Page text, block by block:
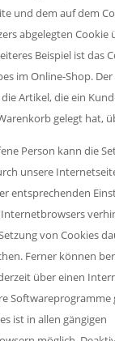
und dem auf dem
abgelegten Cookie
Beispiel ist das
im Online-Shop.
Artikel, die ein
gelegt hat,
Person kann die
unsere
entsprechenden
von Cookies
Ferner können
über einen
Softwareprogramme
ist in allen gängigen